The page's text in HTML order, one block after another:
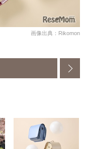
画像出典：Rikomon